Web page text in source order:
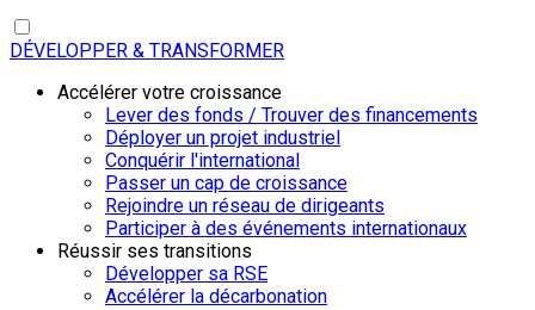
DÉVELOPPER & TRANSFORMER
Accélérer votre croissance
Lever des fonds / Trouver des financements
Déployer un projet industriel
Conquérir l'international
Passer un cap de croissance
Rejoindre un réseau de dirigeants
Participer à des événements internationaux
Réussir ses transitions
Développer sa RSE
Accélérer la décarbonation